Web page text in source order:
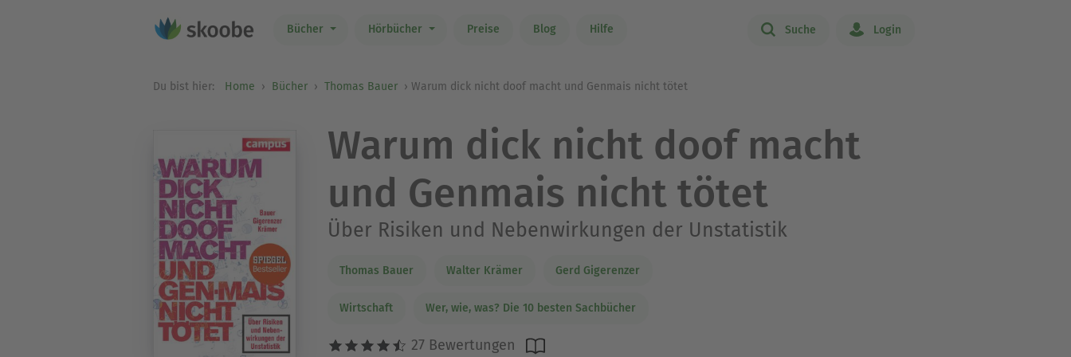
Bücher Hörbücher Preise Blog Hilfe Suche Login
Du bist hier: Home Bücher Thomas Bauer Warum dick nicht doof macht und Genmais nicht tötet
Warum dick nicht doof macht
und Genmais nicht tötet
Über Risiken und Nebenwirkungen der Unstatistik
Thomas Bauer Walter Krämer Gerd Gigerenzer
Wirtschaft Wer, wie, was? Die 10 besten Sachbücher
27 Bewertungen